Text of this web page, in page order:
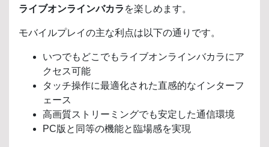
ライブオンラインバカラ を楽しめます。
モバイルプレイの主な利点は以下の通りです。
いつでもどこでもライブオンラインバカラにア
クセス可能
タッチ操作に最適化された直感的なインターフ
ェース
高画質ストリーミングでも安定した通信環境
PC版と同等の機能と臨場感を実現